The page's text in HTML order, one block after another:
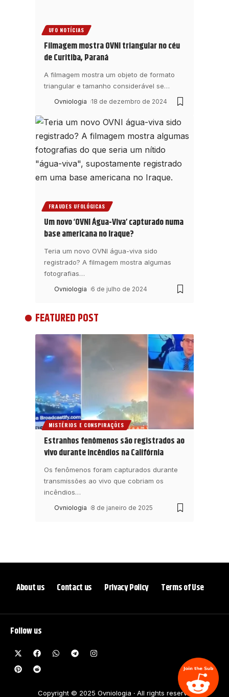
UFO NOTÍCIAS
Filmagem mostra OVNI triangular no céu
de Curitiba, Paraná
A filmagem mostra um objeto de formato
triangular e tamanho considerável se…
Ovniologia 18 de dezembro de 2024
FRAUDES UFOLÓGICAS
Um novo ‘OVNI Água-Viva’ capturado numa
base americana no Iraque?
Teria um novo OVNI água-viva sido
registrado? A filmagem mostra algumas
fotografias…
Ovniologia 6 de julho de 2024
FEATURED POST
MISTÉRIOS E CONSPIRAÇÕES
Estranhos fenômenos são registrados ao
vivo durante incêndios na Califórnia
Os fenômenos foram capturados durante
transmissões ao vivo que cobriam os
incêndios…
Ovniologia 8 de janeiro de 2025
Follow us
Copyright © 2025 Ovniologia ‧ All rights reserve
About us Contact us Privacy Policy Terms of Use